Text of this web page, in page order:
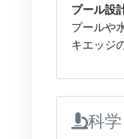
プール設
プールや
キエッジ
科